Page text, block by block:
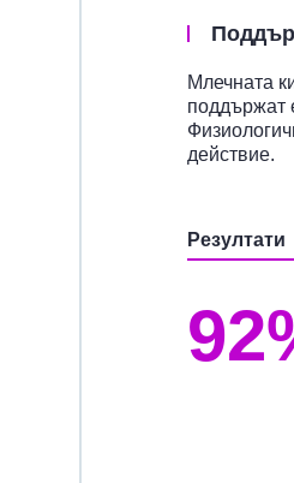
Млечната
поддържат
действие.
Резултати